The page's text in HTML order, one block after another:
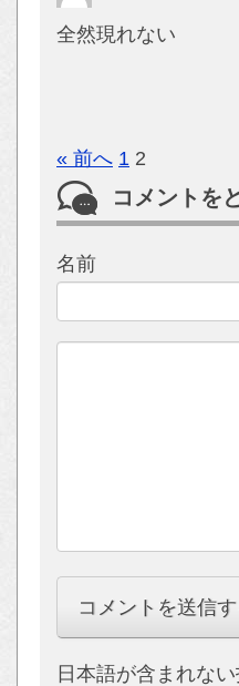
全然現れない
« 前へ 1 2
コメントを
名前
日本語が含まれな